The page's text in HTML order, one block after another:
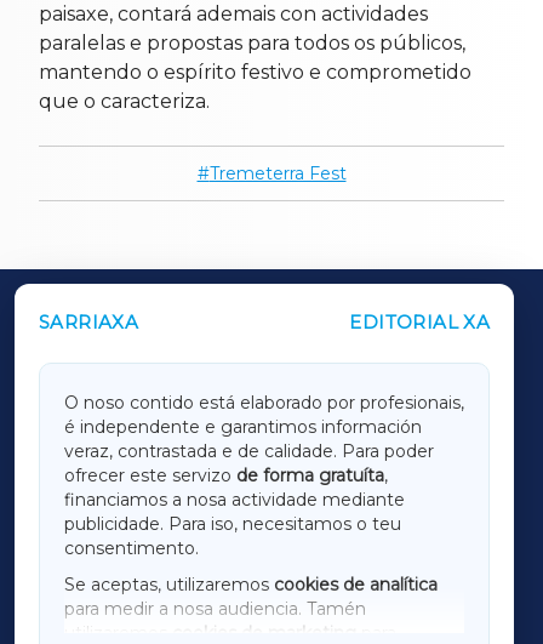
paisaxe, contará ademais con actividades
paralelas e propostas para todos os públicos,
mantendo o espírito festivo e comprometido
que o caracteriza.
Tremeterra Fest
SARRIAXA EDITORIAL XA
O noso contido está elaborado por profesionais,
é independente e garantimos información
veraz, contrastada e de calidade. Para poder
ofrecer este servizo de forma gratuíta,
financiamos a nosa actividade mediante
publicidade. Para iso, necesitamos o teu
consentimento.
Se aceptas, utilizaremos cookies de analítica
para medir a nosa audiencia. Tamén
utilizaremos
cookies de marketing
OUTROS PERIÓDICOS
LUGOXA
TERRACHAXA
AMARIÑAXA